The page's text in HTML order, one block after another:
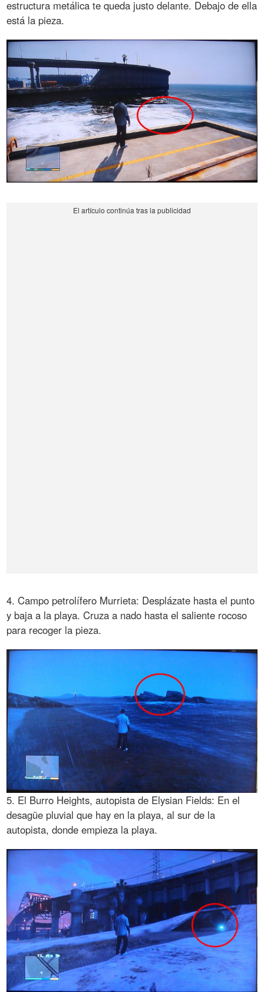
estructura metálica te queda justo delante. Debajo de ella
está la pieza.
4. Campo petrolífero Murrieta: Desplázate hasta el punto
y baja a la playa. Cruza a nado hasta el saliente rocoso
para recoger la pieza.
5. El Burro Heights, autopista de Elysian Fields: En el
desagüe pluvial que hay en la playa, al sur de la
autopista, donde empieza la playa.